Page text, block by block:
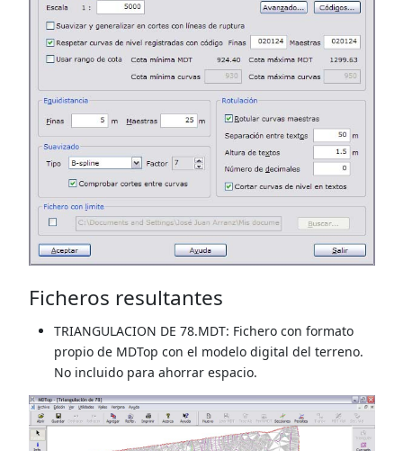
Ficheros resultantes
TRIANGULACION DE 78.MDT: Fichero con formato
propio de MDTop con el modelo digital del terreno.
No incluido para ahorrar espacio.